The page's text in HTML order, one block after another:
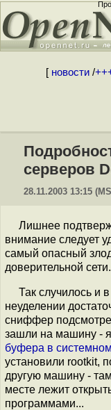
[ новости/
серверов
28.11.2003 13:15
Лишнее
внимание следует
самый опасный
доверительной сети.
Так случилось и
неуделении
сниффер
зашли на машину -
буфера в
установили rootkit,
другую машину -
месте лежит
программами...